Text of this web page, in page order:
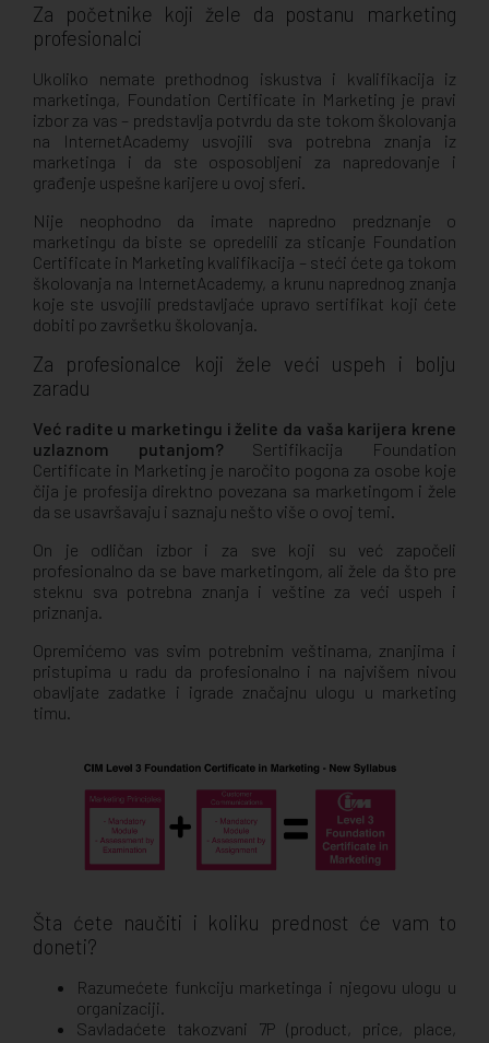
Za početnike koji žele da postanu marketing
profesionalci
Ukoliko nemate prethodnog iskustva i kvalifikacija iz
marketinga, Foundation Certificate in Marketing je pravi
izbor za vas – predstavlja potvrdu da ste tokom školovanja
na InternetAcademy usvojili sva potrebna znanja iz
marketinga i da ste osposobljeni za napredovanje i
građenje uspešne karijere u ovoj sferi.
Nije neophodno da imate napredno predznanje o
marketingu da biste se opredelili za sticanje Foundation
Certificate in Marketing kvalifikacija – steći ćete ga tokom
školovanja na InternetAcademy, a krunu naprednog znanja
koje ste usvojili predstavljaće upravo sertifikat koji ćete
dobiti po završetku školovanja.
Za profesionalce koji žele veći uspeh i bolju
zaradu
Već radite u marketingu i želite da vaša karijera krene
uzlaznom putanjom? Sertifikacija Foundation
Certificate in Marketing je naročito pogona za osobe koje
čija je profesija direktno povezana sa marketingom i žele
da se usavršavaju i saznaju nešto više o ovoj temi.
On je odličan izbor i za sve koji su već započeli
profesionalno da se bave marketingom, ali žele da što pre
steknu sva potrebna znanja i veštine za veći uspeh i
priznanja.
Opremićemo vas svim potrebnim veštinama, znanjima i
pristupima u radu da profesionalno i na najvišem nivou
obavljate zadatke i igrade značajnu ulogu u marketing
timu.
Šta ćete naučiti i koliku prednost će vam to
doneti?
Razumećete funkciju marketinga i njegovu ulogu u
organizaciji.
Savladaćete takozvani 7P (product, price, place,